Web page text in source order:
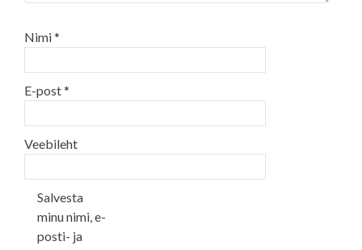
Nimi*
E-post*
Veebileht
Salvesta
minu nimi, e-
posti- ja